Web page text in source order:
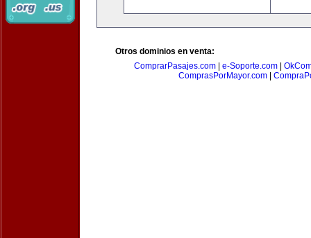
Otros dominios en venta:
ComprarPasajes.com
e-Soporte.com
ComprasPorMayor.com|